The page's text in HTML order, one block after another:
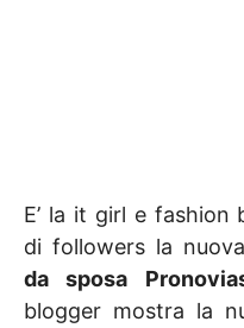
E’ la it girl e
di followers la
da sposa
blogger mostra la